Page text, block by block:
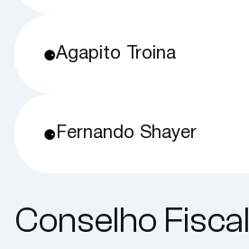
⚈Agapito Troina
⚈ Fernando Shayer
Conselho Fiscal